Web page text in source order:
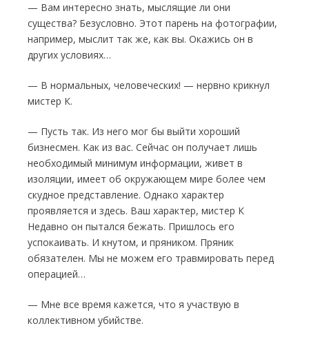
— Вам интересно знать, мыслящие ли они
существа? Безусловно. Этот парень на фото­графии,
например, мыслит так же, как вы. Ока­жись он в
других условиях…
— В нормальных, человеческих! — нервно крикнул
мистер К.
— Пусть так. Из него мог бы выйти хороший
бизнесмен. Как из вас. Сейчас он получает лишь
необходимый минимум информации, живет в
изоляции, имеет об окружающем мире более чем
скудное представление. Однако характер
проявляется и здесь. Ваш характер, мистер К
Недавно он пытался бежать. При­шлось его
успокаивать. И кнутом, и пряником. Пряник
обязателен. Мы не можем его травми­ровать перед
операцией…
— Мне все время кажется, что я участвую в
коллективном убийстве.